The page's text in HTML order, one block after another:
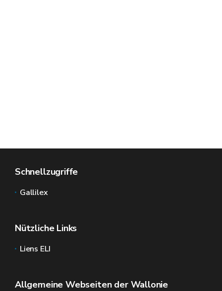
Schnellzugriffe
Gallilex
Nützliche Links
Liens ELI
Allgemeine Webseiten der Wallonie